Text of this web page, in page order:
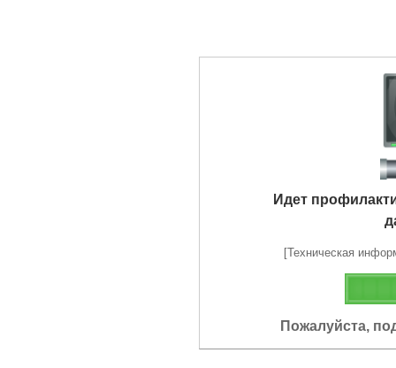
Идет
[Техническая
Пожалуйста,